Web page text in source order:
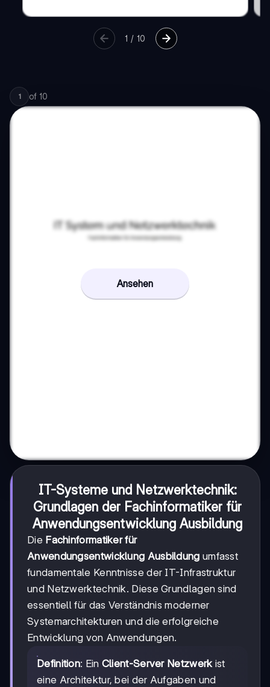
1 / 10
1 of 10
Ansehen
IT-Systeme und Netzwerktechnik:
Grundlagen der Fachinformatiker für
Anwendungsentwicklung Ausbildung
Die Fachinformatiker für
Anwendungsentwicklung Ausbildung umfasst
fundamentale Kenntnisse der IT-Infrastruktur
und Netzwerktechnik. Diese Grundlagen sind
essentiell für das Verständnis moderner
Systemarchitekturen und die erfolgreiche
Entwicklung von Anwendungen.
Definition: Ein Client-Server Netzwerkist
eine Architektur, bei der Aufgaben und